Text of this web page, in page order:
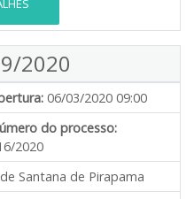
2020
06/03/2020 09:00
do processo:
2020
Santana de Pirapama